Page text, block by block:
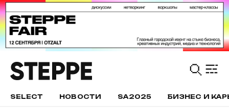
SELECT НОВОСТИ SA2025 БИЗНЕС И